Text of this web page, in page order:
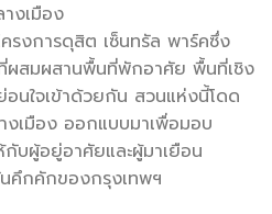
งเมือง
งการดุสิต เซ็นทรัล พาร์คซึ่ง
ผสมผสานพื้นที่พักอาศัย พื้นที่เชิง
ใจเข้าด้วยกัน สวนแห่งนี้โดด
งเมือง ออกแบบมาเพื่อมอบ
บผู้อยู่อาศัยและผู้มาเยือน
คึกคักของกรุงเทพฯ